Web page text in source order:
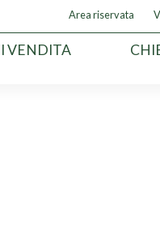
Area riservata
VENDITA